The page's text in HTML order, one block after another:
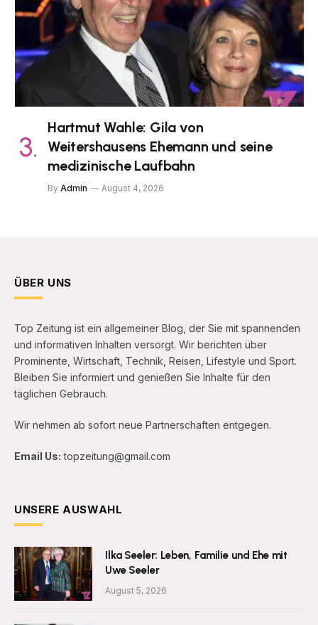
Hartmut Wahle: Gila von
Weitershausens Ehemann und seine
medizinische Laufbahn
By Admin August 4, 2026
ÜBER UNS
Top Zeitung ist ein allgemeiner Blog, der Sie mit spannenden
und informativen Inhalten versorgt. Wir berichten über
Prominente, Wirtschaft, Technik, Reisen, Lifestyle und Sport.
Bleiben Sie informiert und genießen Sie Inhalte für den
täglichen Gebrauch.
Wir nehmen ab sofort neue Partnerschaften entgegen.
Email Us: topzeitung@gmail.com
UNSERE AUSWAHL
Ilka Seeler: Leben, Familie und Ehe mit
Uwe Seeler
August 5, 2026